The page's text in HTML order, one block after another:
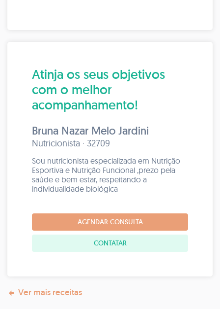
Atinja os seus objetivos
com o melhor
acompanhamento!
Bruna Nazar Melo Jardini
Nutricionista · 32709
Sou nutricionista especializada em Nutrição
Esportiva e Nutrição Funcional ,prezo pela
saúde e bem estar, respeitando a
individualidade biológica
AGENDAR CONSULTA
CONTATAR
Ver mais receitas